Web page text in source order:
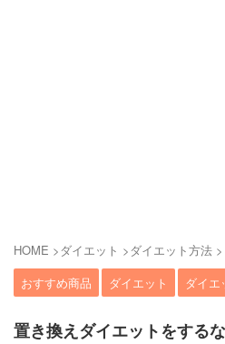
HOME >ダイエット >ダイエット方法 >
おすすめ商品
ダイエット ダイエ
置き換えダイエットをする